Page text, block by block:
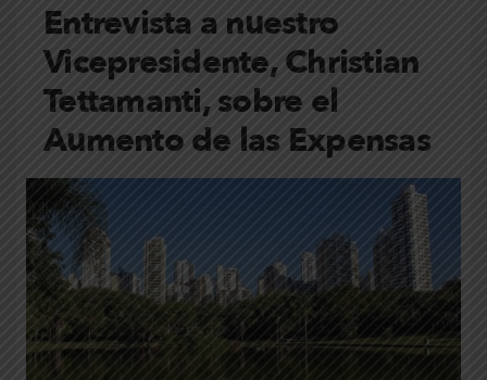
Entrevista a nuestro
Vicepresidente, Christian
Tettamanti, sobre el
Aumento de las Expensas